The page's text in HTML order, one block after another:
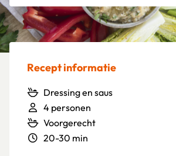
Recept informatie
Dressing en saus
4 personen
Voorgerecht
20-30 min